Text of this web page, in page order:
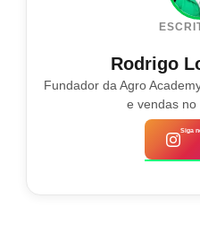
Rodrigo
Fundador da Agro
e vendas no
Siga